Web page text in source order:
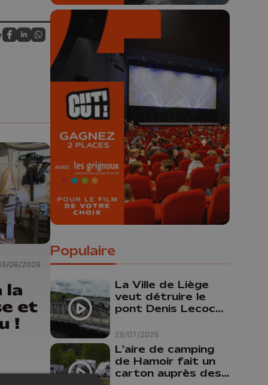
Partagez sur FaceBook
Partagez sur LinkedIn
Partagez sur Whatsapp
06/2026
la
et
!
🎬 Concours CUT x
Les Grignoux ✨
Concours permanent - 2 places à
gagner chaque semaine !
Populaire
28/07/2026
La Ville de Liège
veut détruire le
pont Denis Lecocq
budget pour le
faire
L'aire de camping
de Hamoir fait un
carton auprès des